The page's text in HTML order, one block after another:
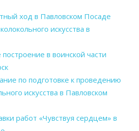
ход в Павловском Посаде
искусства в
в воинской части
по подготовке к проведению
искусства в Павловском
работ «Чувствуя сердцем» в